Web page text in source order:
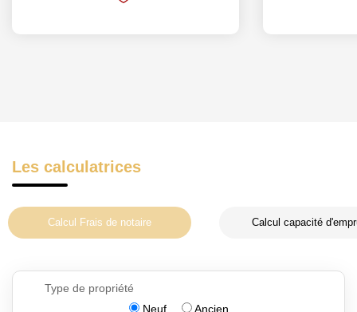
Les calculatrices
Calcul Frais de notaire Calcul capacité